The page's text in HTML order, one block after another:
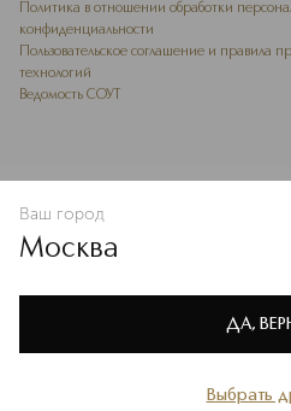
Политике конфиденциальности
В КОРЗИНУ
Политика в отношении обработки
конфиденциальности
Пользовательское соглашение и правила
технологий
Ведомость СОУТ
Ваш город
Москва
Выбрать
ДА,